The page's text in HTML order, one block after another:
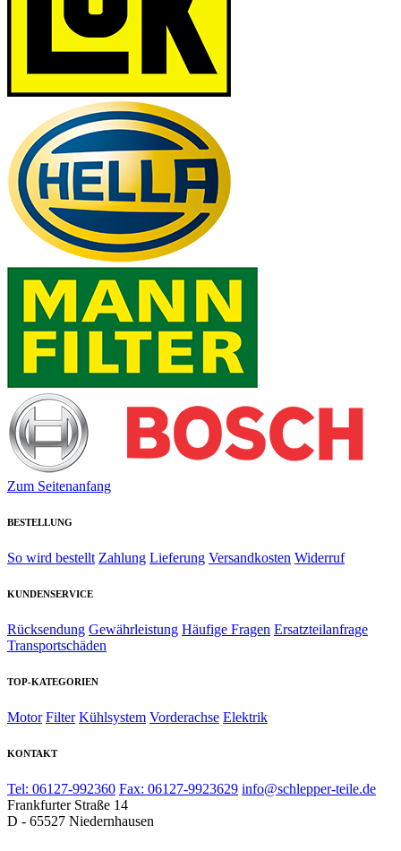
Zum Seitenanfang
BESTELLUNG
So wird bestellt Zahlung Lieferung Versandkosten Widerruf
KUNDENSERVICE
Rücksendung Gewährleistung Häufige Fragen Ersatzteilanfrage
Transportschäden
TOP-KATEGORIEN
Motor Filter Kühlsystem Vorderachse Elektrik
KONTAKT
Tel: 06127-992360 Fax: 06127-9923629 info@schlepper-teile.de
Frankfurter Straße 14
D - 65527 Niedernhausen